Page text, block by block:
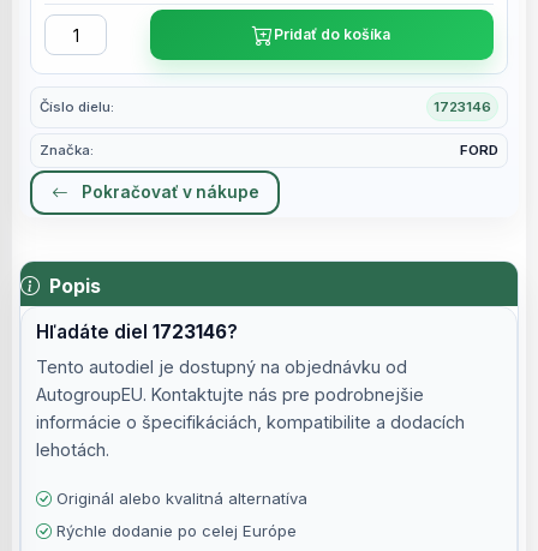
Číslo dielu: 1723146
Značka: FORD
Pridať do košíka
Pokračovať v nákupe
Popis
Hľadáte diel1723146?
Tento autodiel je dostupný na objednávku od
AutogroupEU. Kontaktujte nás pre podrobnejšie
informácie o špecifikáciách, kompatibilite a dodacích
lehotách.
Originál alebo kvalitná alternatíva
Rýchle dodanie po celej Európe